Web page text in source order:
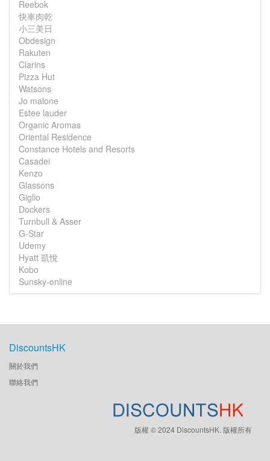
Reebok
快車肉乾
小三美日
Obdesign
Rakuten
Clarins
Pizza Hut
Watsons
Jo malone
Estee lauder
Organic Aromas
Oriental Residence
Constance Hotels and Resorts
Casadei
Kenzo
Glassons
Giglio
Dockers
Turnbull & Asser
G-Star
Udemy
Hyatt 凱悅
Kobo
Sunsky-online
DiscountsHK
關於我們
聯絡我們
版權 © 2024 DiscountsHK. 版權所有